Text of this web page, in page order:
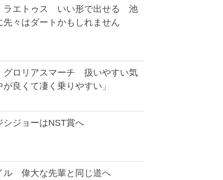
ラエトゥス いい形で出せる 池
先々はダートかもしれません
グロリアスマーチ 扱いやすい気
良くて凄く乗りやすい」
シジョーはNST賞へ
ル 偉大な先輩と同じ道へ